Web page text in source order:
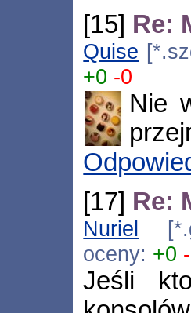
[15] Re:
Quise
+0 -0
Nie
[17] Re:
Nuriel
oceny: +0
Jeśli